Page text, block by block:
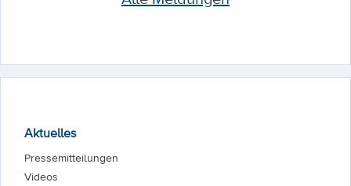
Aktuelles
Pressemitteilungen
Videos